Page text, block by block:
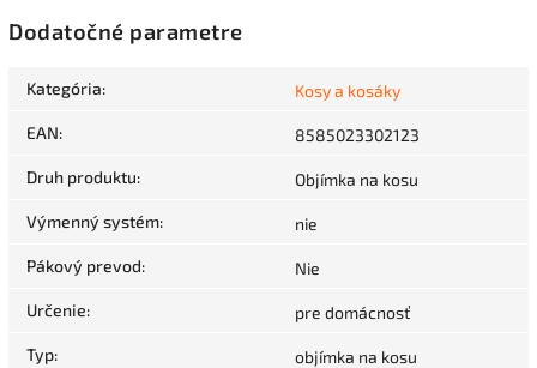
Dodatočné parametre
Kategória: Kosy a kosáky
EAN: 8585023302123
Druh produktu: Objímka na kosu
Výmenný systém: nie
Pákový prevod: Nie
Určenie: pre domácnosť
Typ: objímka na kosu